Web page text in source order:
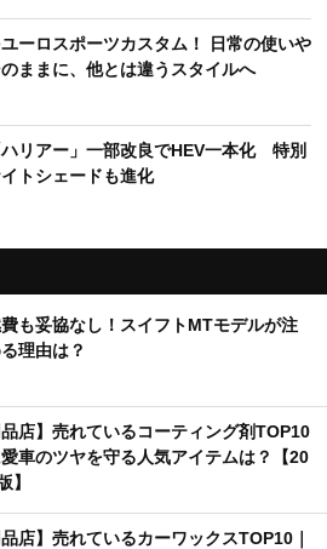
ーロスポーツカスタム！ 日常の使いや
ままに、他とは違うスタイルへ
ハリアー」一部改良でHEV一本化 特別
トシェードも進化
も妥協なし！スイフトMTモデルが注
理由は？
品店】売れているコーティング剤TOP10
愛車のツヤを守る人気アイテムは？【20
】
品店】売れているカーワックスTOP10｜